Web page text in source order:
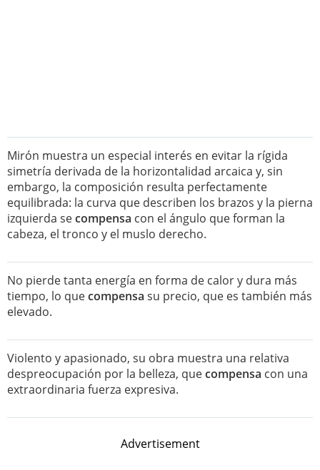
Mirón muestra un especial interés en evitar la rígida
simetría derivada de la horizontalidad arcaica y, sin
embargo, la composición resulta perfectamente
equilibrada: la curva que describen los brazos y la pierna
izquierda secompensa con el ángulo que forman la
cabeza, el tronco y el muslo derecho.
No pierde tanta energía en forma de calor y dura más
tiempo, lo quecompensa su precio, que es también más
elevado.
Violento y apasionado, su obra muestra una relativa
despreocupación por la belleza, quecompensa con una
extraordinaria fuerza expresiva.
Advertisement